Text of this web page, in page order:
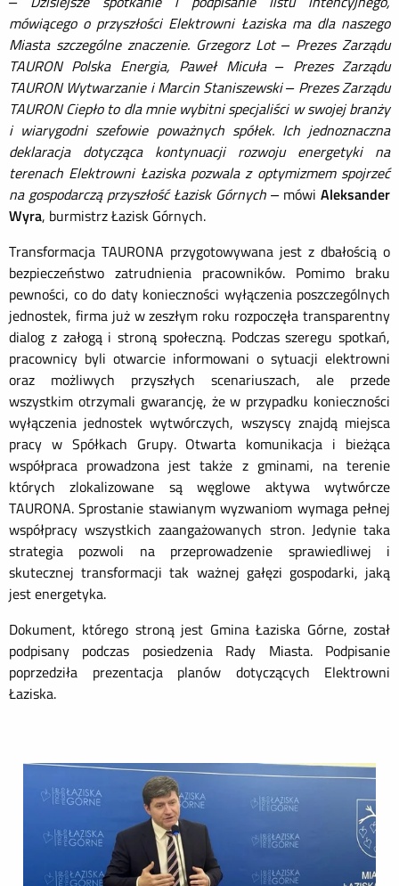
mówiącego o przyszłości Elektrowni Łaziska ma dla naszego
Miasta szczególne znaczenie. Grzegorz Lot – Prezes Zarządu
TAURON Polska Energia, Paweł Micuła – Prezes Zarządu
TAURON Wytwarzanie i Marcin Staniszewski – Prezes Zarządu
TAURON Ciepło to dla mnie wybitni specjaliści w swojej branży
i wiarygodni szefowie poważnych spółek. Ich jednoznaczna
deklaracja dotycząca kontynuacji rozwoju energetyki na
terenach Elektrowni Łaziska pozwala z optymizmem spojrzeć
na gospodarczą przyszłość Łazisk Górnych – mówi Aleksander
Wyra, burmistrz Łazisk Górnych.
Transformacja TAURONA przygotowywana jest z dbałością o
bezpieczeństwo zatrudnienia pracowników. Pomimo braku
pewności, co do daty konieczności wyłączenia poszczególnych
jednostek, firma już w zeszłym roku rozpoczęła transparentny
dialog z załogą i stroną społeczną. Podczas szeregu spotkań,
pracownicy byli otwarcie informowani o sytuacji elektrowni
oraz możliwych przyszłych scenariuszach, ale przede
wszystkim otrzymali gwarancję, że w przypadku konieczności
wyłączenia jednostek wytwórczych, wszyscy znajdą miejsca
pracy w Spółkach Grupy. Otwarta komunikacja i bieżąca
współpraca prowadzona jest także z gminami, na terenie
których zlokalizowane są węglowe aktywa wytwórcze
TAURONA. Sprostanie stawianym wyzwaniom wymaga pełnej
współpracy wszystkich zaangażowanych stron. Jedynie taka
strategia pozwoli na przeprowadzenie sprawiedliwej i
skutecznej transformacji tak ważnej gałęzi gospodarki, jaką
jest energetyka.
Dokument, którego stroną jest Gmina Łaziska Górne, został
podpisany podczas posiedzenia Rady Miasta. Podpisanie
poprzedziła prezentacja planów dotyczących Elektrowni
Łaziska.